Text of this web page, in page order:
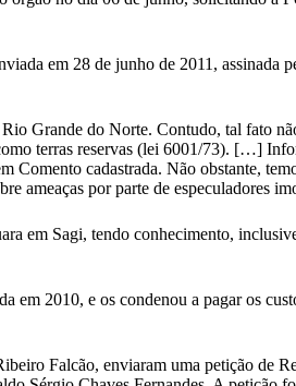
em 28 de junho de 2011,
Grande do Norte. Contudo, tal fato
terras reservas (lei 6001/73). […]
cadastrada. Não obstante,
ameaças por parte de especuladores
em Sagi, tendo conhecimento,
2010, e os condenou a pagar os
Falcão, enviaram uma petição de